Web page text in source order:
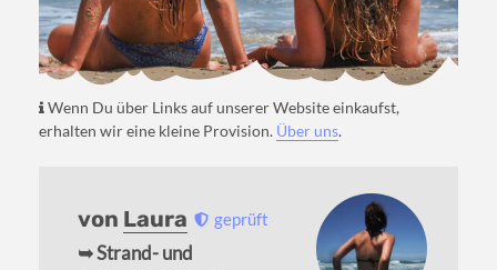
Wenn Du über Links auf unserer Website einkaufst,
erhalten wir eine kleine Provision. Über uns.
von Laura geprüft
➥ Strand- und